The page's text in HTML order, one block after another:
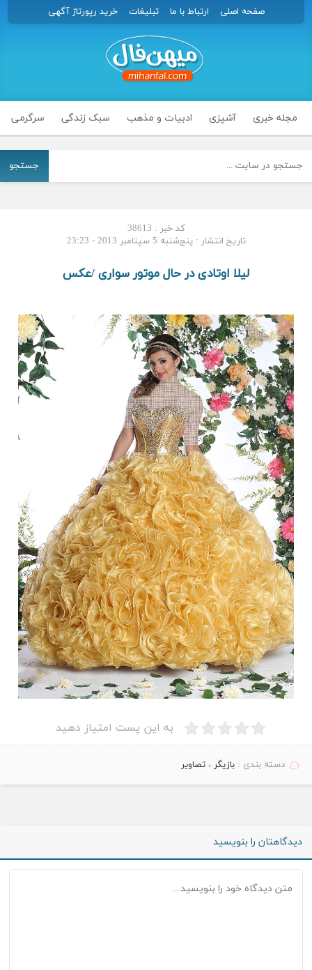
صفحه اصلی ارتباط با ما تبلیغات خرید رپورتاژ آگهی
مجله خبری آشپزی ادبیات و مذهب سبک زندگی سرگرمی
جستجو
کد خبر : 38613
تاریخ انتشار : پنج‌شنبه 5 سپتامبر 2013 - 23:23
لیلا اوتادی در حال موتور سواری /عکس
به این پست امتیاز دهید
دسته بندی :بازیگر ،تصاویر
دیدگاهتان را بنویسید